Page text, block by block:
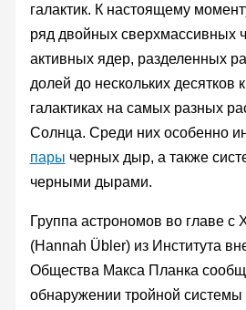
галактик. К настоящему
ряд двойных сверхмассивных
активных ядер, разделенных
долей до нескольких десятков
галактиках на самых разных
Солнца. Среди них особенно
пары черных дыр, а также
черными дырами.
Группа астрономов во главе
(Hannah Übler) из Института
Общества Макса Планка
обнаружении тройной